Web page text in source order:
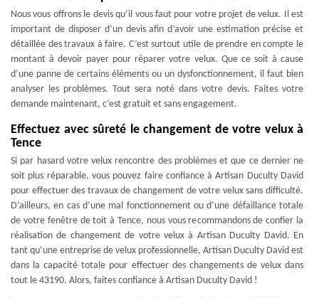
Nous vous offrons le devis qu’il vous faut pour votre projet de velux. Il est
important de disposer d’un devis afin d’avoir une estimation précise et
détaillée des travaux à faire. C’est surtout utile de prendre en compte le
montant à devoir payer pour réparer votre velux. Que ce soit à cause
d’une panne de certains éléments ou un dysfonctionnement, il faut bien
analyser les problèmes. Tout sera noté dans votre devis. Faites votre
demande maintenant, c’est gratuit et sans engagement.
Effectuez avec sûreté le changement de votre velux à
Tence
Si par hasard votre velux rencontre des problèmes et que ce dernier ne
soit plus réparable, vous pouvez faire confiance à Artisan Duculty David
pour effectuer des travaux de changement de votre velux sans difficulté.
D’ailleurs, en cas d’une mal fonctionnement ou d’une défaillance totale
de votre fenêtre de toit à Tence, nous vous recommandons de confier la
réalisation de changement de votre velux à Artisan Duculty David. En
tant qu’une entreprise de velux professionnelle, Artisan Duculty David est
dans la capacité totale pour effectuer des changements de velux dans
tout le 43190. Alors, faites confiance à Artisan Duculty David !